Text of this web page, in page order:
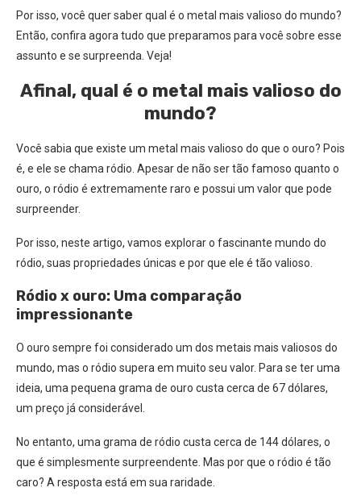
Por isso, você quer saber qual é o metal mais valioso do mundo?
Então, confira agora tudo que preparamos para você sobre esse
assunto e se surpreenda. Veja!
Afinal, qual é o metal mais valioso do
mundo?
Você sabia que existe um metal mais valioso do que o ouro? Pois
é, e ele se chama ródio. Apesar de não ser tão famoso quanto o
ouro, o ródio é extremamente raro e possui um valor que pode
surpreender.
Por isso, neste artigo, vamos explorar o fascinante mundo do
ródio, suas propriedades únicas e por que ele é tão valioso.
Ródio x ouro: Uma comparação
impressionante
O ouro sempre foi considerado um dos metais mais valiosos do
mundo, mas o ródio supera em muito seu valor. Para se ter uma
ideia, uma pequena grama de ouro custa cerca de 67 dólares,
um preço já considerável.
No entanto, uma grama de ródio custa cerca de 144 dólares, o
que é simplesmente surpreendente. Mas por que o ródio é tão
caro? A resposta está em sua raridade.